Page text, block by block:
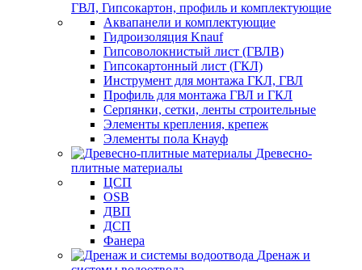
ГВЛ, Гипсокартон, профиль и комплектующие
Аквапанели и комплектующие
Гидроизоляция Knauf
Гипсоволокнистый лист (ГВЛВ)
Гипсокартонный лист (ГКЛ)
Инструмент для монтажа ГКЛ, ГВЛ
Профиль для монтажа ГВЛ и ГКЛ
Серпянки, сетки, ленты строительные
Элементы крепления, крепеж
Элементы пола Кнауф
Древесно-
плитные материалы
ЦСП
OSB
ДВП
ДСП
Фанера
Дренаж и